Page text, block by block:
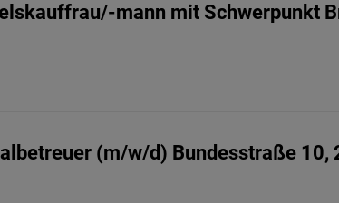
mann mit Schwerpunkt
(m/w/d) Bundesstraße 10,